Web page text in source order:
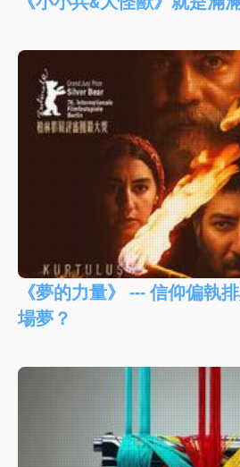
《夢的力量》 --- 信仰偏執
場夢？